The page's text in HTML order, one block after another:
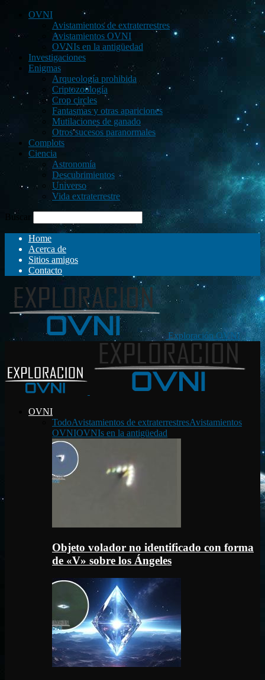
OVNI
Avistamientos de extraterrestres
Avistamientos OVNI
OVNIs en la antigüedad
Investigaciones
Enigmas
Arqueología prohibida
Criptozoología
Crop circles
Fantasmas y otras apariciones
Mutilaciones de ganado
Otros sucesos paranormales
Complots
Ciencia
Astronomía
Descubrimientos
Universo
Vida extraterrestre
Buscar
Home
Acerca de
Sitios amigos
Contacto
Exploración OVNI
OVNI
TodoAvistamientos de extraterrestresAvistamientos
OVNIOVNIs en la antigüedad
Objeto volador no identificado con forma
de «V» sobre los Ángeles